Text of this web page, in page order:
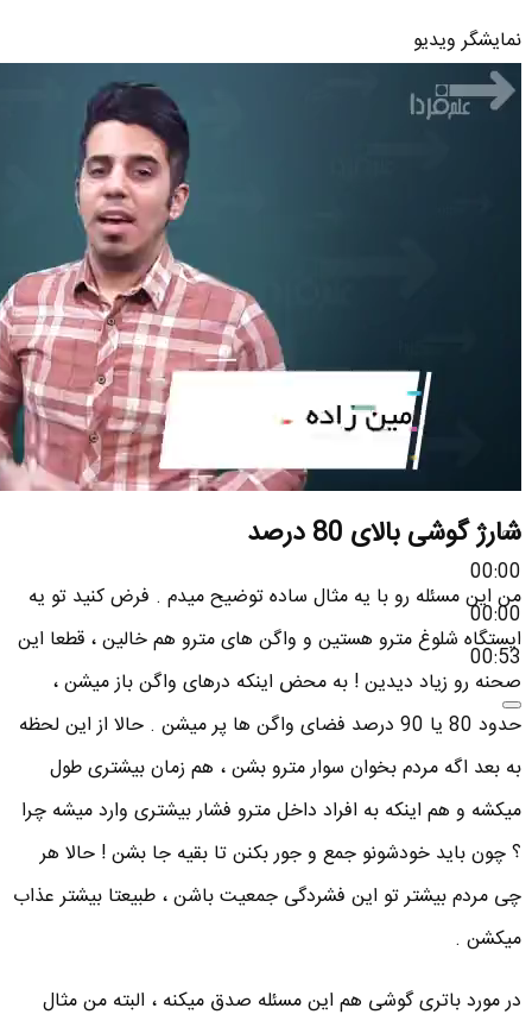
نمایشگر ویدیو
00:00
00:00
00:53
شارژ گوشی بالای 80 درصد
من این مسئله رو با یه مثال ساده توضیح میدم . فرض کنید تو یه
ایستگاه شلوغ مترو هستین و واگن های مترو هم خالین ، قطعا این
صحنه رو زیاد دیدین ! به محض اینکه درهای واگن باز میشن ،
حدود 80 یا 90 درصد فضای واگن ها پر میشن . حالا از این لحظه
به بعد اگه مردم بخوان سوار مترو بشن ، هم زمان بیشتری طول
میکشه و هم اینکه به افراد داخل مترو فشار بیشتری وارد میشه چرا
؟ چون باید خودشونو جمع و جور بکنن تا بقیه جا بشن ! حالا هر
چی مردم بیشتر تو این فشردگی جمعیت باشن ، طبیعتا بیشتر عذاب
میکشن .
در مورد باتری گوشی هم این مسئله صدق میکنه ، البته من مثال